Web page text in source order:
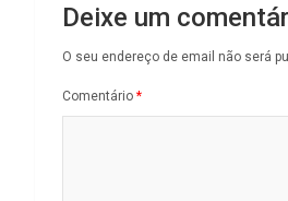
Deixe um
O seu endereço de email não será
Comentário *